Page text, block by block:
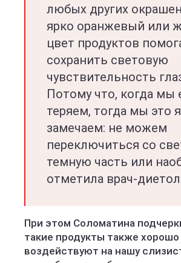
любых других
ярко оранжевый или
цвет продуктов
сохранить световую
чувствительность
Потому что, когда мы
теряем, тогда мы это
замечаем: не можем
переключиться со
темную часть или
отметила врач-
При этом Соломатина
такие продукты также хорошо
воздействуют на нашу